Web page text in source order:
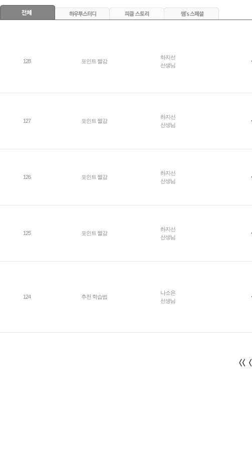
128 포인트 짤강
하지선
선생님
127 포인트 짤강
하지선
선생님
126 포인트 짤강
하지선
선생님
125 포인트 짤강
하지선
선생님
124 추천 학습법
나소은
선생님